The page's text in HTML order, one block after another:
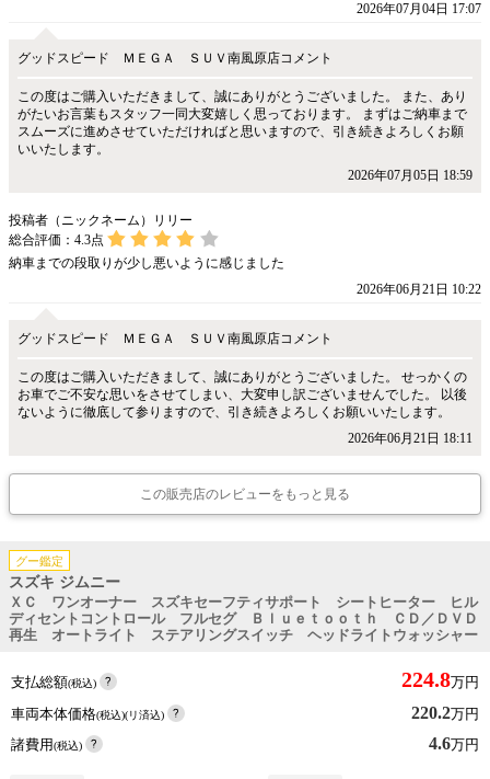
2026年07月04日 17:07
グッドスピード ＭＥＧＡ ＳＵＶ南風原店コメント
この度はご購入いただきまして、誠にありがとうございました。 また、あり
がたいお言葉もスタッフ一同大変嬉しく思っております。 まずはご納車まで
スムーズに進めさせていただければと思いますので、引き続きよろしくお願
いいたします。
2026年07月05日 18:59
投稿者（ニックネーム）リリー
総合評価： 4.3点
納車までの段取りが少し悪いように感じました
2026年06月21日 10:22
グッドスピード ＭＥＧＡ ＳＵＶ南風原店コメント
この度はご購入いただきまして、誠にありがとうございました。 せっかくの
お車でご不安な思いをさせてしまい、大変申し訳ございませんでした。 以後
ないように徹底して参りますので、引き続きよろしくお願いいたします。
2026年06月21日 18:11
この販売店のレビューをもっと見る
グー鑑定
スズキ ジムニー
ＸＣ ワンオーナー スズキセーフティサポート シートヒーター ヒル
ディセントコントロール フルセグ Ｂｌｕｅｔｏｏｔｈ ＣＤ／ＤＶＤ
再生 オートライト ステアリングスイッチ ヘッドライトウォッシャー
支払総額(税込) 224.8万円
車両本体価格(税込)(リ済込) 220.2万円
諸費用(税込) 4.6万円